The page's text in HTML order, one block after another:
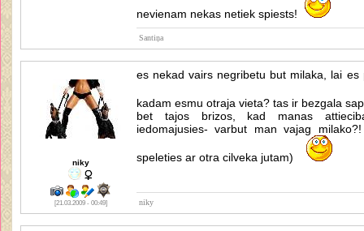
nevienam nekas netiek spiests!
Santiņa
niky
[21.03.2009 - 00:49]
es nekad vairs negribetu but milaka, lai
kadam esmu otraja vieta? tas ir bezgala
bet tajos brizos, kad manas
iedomajusies- varbut man vajag
speleties ar otra cilveka jutam)
niky